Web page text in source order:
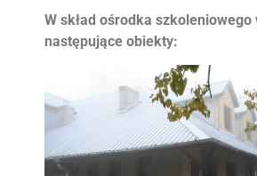
W skład ośrodka szkoleniowego
następujące obiekty: